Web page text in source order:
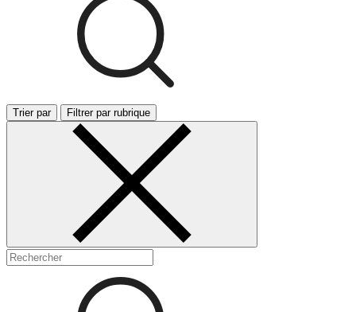
Trier par Filtrer par rubrique